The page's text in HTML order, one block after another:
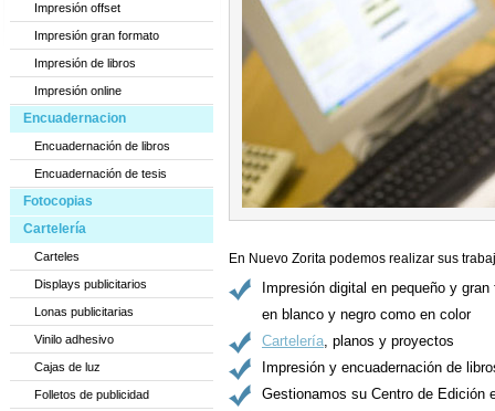
Impresión offset
Impresión gran formato
Impresión de libros
Impresión online
Encuadernacion
Encuadernación de libros
Encuadernación de tesis
Fotocopias
Cartelería
Carteles
Displays publicitarios
Lonas publicitarias
Vinilo adhesivo
Cajas de luz
Folletos de publicidad
En Nuevo Zorita podemos realizar sus
Impresión digital en pequeño y
en blanco y negro como en color
Cartelería, planos y proyectos
Impresión y encuadernación de
Gestionamos su Centro de Edición